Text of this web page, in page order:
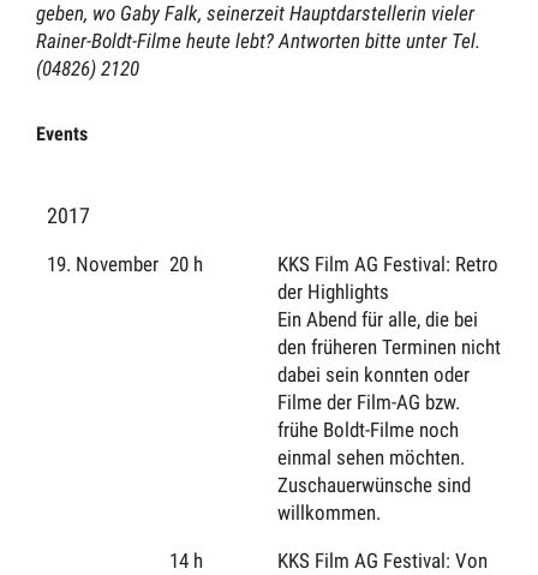
geben, wo Gaby Falk, seinerzeit Hauptdarstellerin vieler
Rainer-Boldt-Filme heute lebt? Antworten bitte unter Tel.
(04826) 2120
Events
2017
19. November 20 h
KKS Film AG Festival: Retro
der Highlights
Ein Abend für alle, die bei
den früheren Terminen nicht
dabei sein konnten oder
Filme der Film-AG bzw.
frühe Boldt-Filme noch
einmal sehen möchten.
Zuschauerwünsche sind
willkommen.
14 h
KKS Film AG Festival: Von